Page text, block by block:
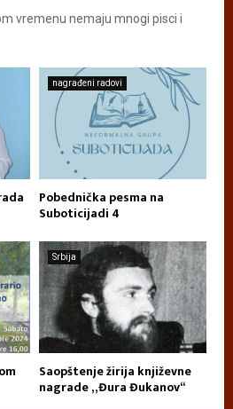
vremenu nemaju mnogi pisci i
nagrađeni radovi
Pobednička pesma na
Suboticijadi 4
Srbija
Saopštenje žirija književne
nagrade „Đura Đukanov“